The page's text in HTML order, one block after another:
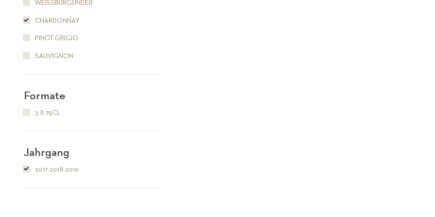
WEISSBURGUNDER
CHARDONNAY
PINOT GRIGIO
SAUVIGNON
Formate
3 X 75CL
Jahrgang
2017-2018-2019